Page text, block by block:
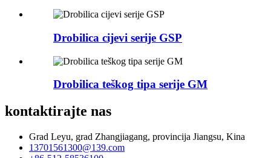
Drobilica cijevi serije GSP
Drobilica teškog tipa serije GM
kontaktirajte nas
Grad Leyu, grad Zhangjiagang, provincija Jiangsu, Kina
13701561300@139.com